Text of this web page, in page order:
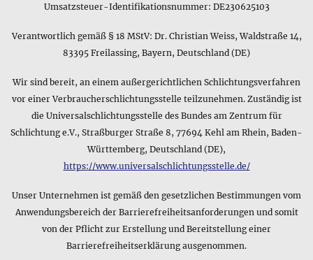
Umsatzsteuer-Identifikationsnummer: DE230625103
Verantwortlich gemäß § 18 MStV: Dr. Christian Weiss, Waldstraße 14,
83395 Freilassing, Bayern, Deutschland (DE)
Wir sind bereit, an einem außergerichtlichen Schlichtungsverfahren
vor einer Verbraucherschlichtungsstelle teilzunehmen. Zuständig ist
die Universalschlichtungsstelle des Bundes am Zentrum für
Schlichtung e.V., Straßburger Straße 8, 77694 Kehl am Rhein, Baden-
Württemberg, Deutschland (DE),
https://www.universalschlichtungsstelle.de/
Unser Unternehmen ist gemäß den gesetzlichen Bestimmungen vom
Anwendungsbereich der Barrierefreiheitsanforderungen und somit
von der Pflicht zur Erstellung und Bereitstellung einer
Barrierefreiheitserklärung ausgenommen.